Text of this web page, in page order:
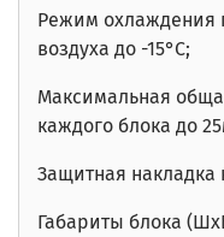
Режим охлаждения
воздуха до -15°С;
Максимальная
каждого блока до
Защитная накладка
Габариты блока